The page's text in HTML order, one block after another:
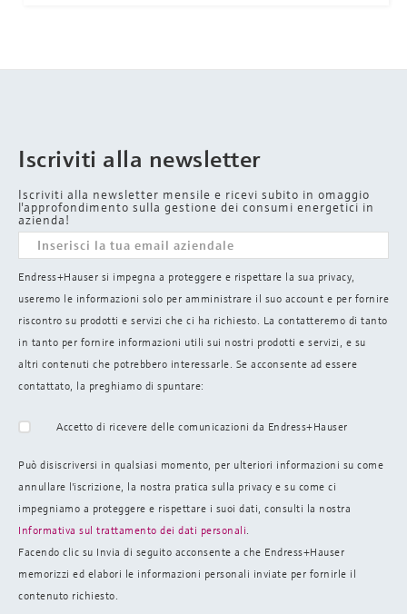
Iscriviti alla newsletter
Iscriviti alla newsletter mensile e ricevi subito in omaggio
l'approfondimento sulla gestione dei consumi energetici in
azienda!
Endress+Hauser si impegna a proteggere e rispettare la sua privacy,
useremo le informazioni solo per amministrare il suo account e per fornire
riscontro su prodotti e servizi che ci ha richiesto. La contatteremo di tanto
in tanto per fornire informazioni utili sui nostri prodotti e servizi, e su
altri contenuti che potrebbero interessarle. Se acconsente ad essere
contattato, la preghiamo di spuntare:
Accetto di ricevere delle comunicazioni da Endress+Hauser
Può disiscriversi in qualsiasi momento, per ulteriori informazioni su come
annullare l'iscrizione, la nostra pratica sulla privacy e su come ci
impegniamo a proteggere e rispettare i suoi dati, consulti la nostra
Informativa sul trattamento dei dati personali.
Facendo clic su Invia di seguito acconsente a che Endress+Hauser
memorizzi ed elabori le informazioni personali inviate per fornirle il
contenuto richiesto.